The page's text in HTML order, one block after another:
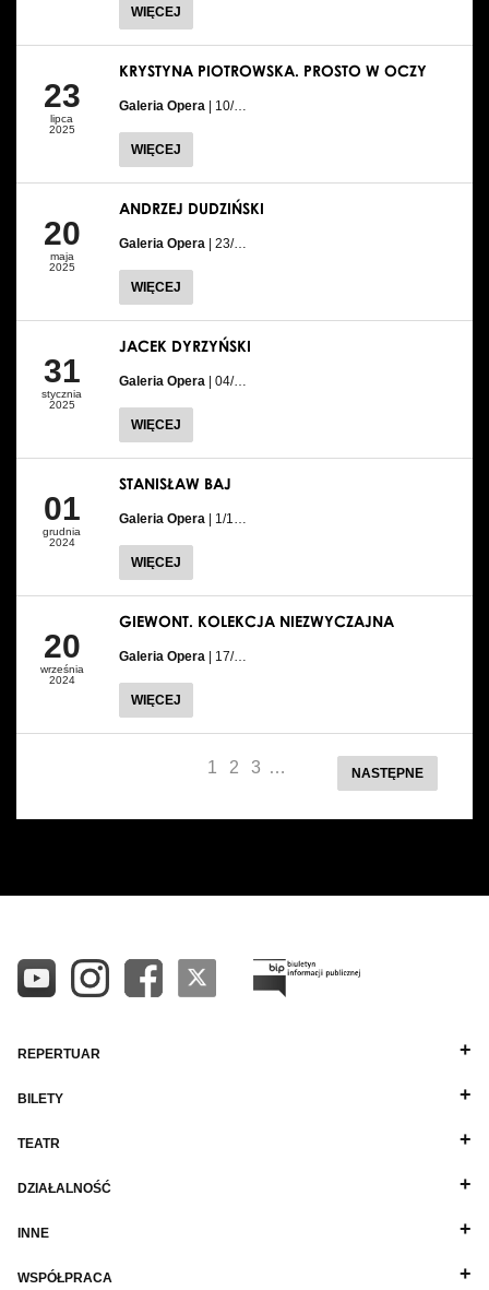
WIĘCEJ
23
lipca
2025
KRYSTYNA PIOTROWSKA. PROSTO W OCZY
Galeria Opera | 10/…
WIĘCEJ
20
maja
2025
ANDRZEJ DUDZIŃSKI
Galeria Opera | 23/…
WIĘCEJ
31
stycznia
2025
JACEK DYRZYŃSKI
Galeria Opera | 04/…
WIĘCEJ
01
grudnia
2024
STANISŁAW BAJ
Galeria Opera | 1/1…
WIĘCEJ
20
września
2024
GIEWONT. KOLEKCJA NIEZWYCZAJNA
Galeria Opera | 17/…
WIĘCEJ
1 2 3 … NASTĘPNE
REPERTUAR
BILETY
TEATR
DZIAŁALNOŚĆ
INNE
WSPÓŁPRACA